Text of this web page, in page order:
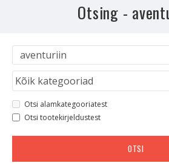
Otsing -
Otsi alamkategooriatest
Otsi tootekirjeldustest
OTSI